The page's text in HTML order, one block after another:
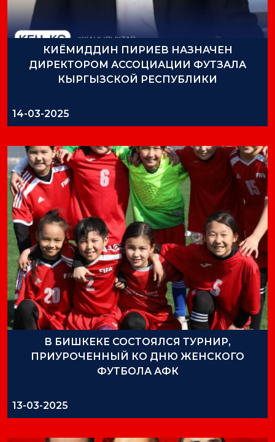
КИЁМИДДИН ПИРИЕВ НАЗНАЧЕН
ДИРЕКТОРОМ АССОЦИАЦИИ ФУТЗАЛА
КЫРГЫЗСКОЙ РЕСПУБЛИКИ
14-03-2025
В БИШКЕКЕ СОСТОЯЛСЯ ТУРНИР,
ПРИУРОЧЕННЫЙ КО ДНЮ ЖЕНСКОГО
ФУТБОЛА АФК
13-03-2025